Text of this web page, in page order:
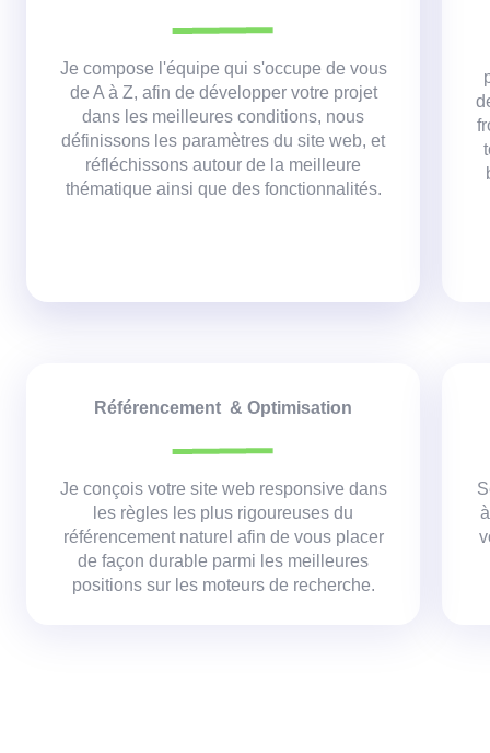
Je compose l'équipe qui s'occupe de vous
de A à Z, afin de développer votre projet
dans les meilleures conditions, nous
définissons les paramètres du site web, et
réfléchissons autour de la meilleure
thématique ainsi que des fonctionnalités.
Référencement & Optimisation
Je conçois votre site web responsive dans
les règles les plus rigoureuses du
référencement naturel afin de vous placer
de façon durable parmi les meilleures
positions sur les moteurs de recherche.